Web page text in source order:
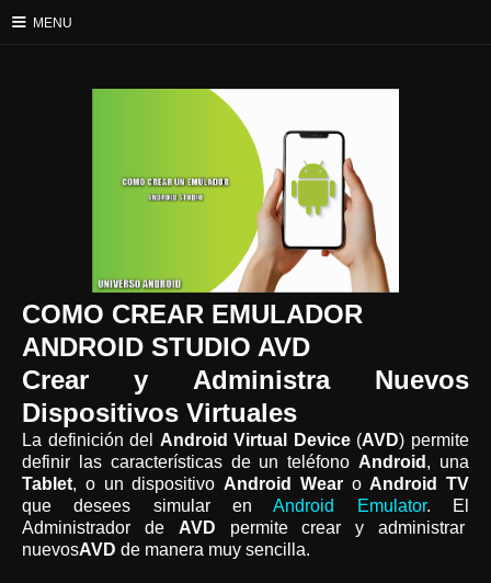
≡ MENU
COMO CREAR EMULADOR
ANDROID STUDIO AVD
Crear y Administra Nuevos
Dispositivos Virtuales
La definición del Android Virtual Device(AVD) permite
definir las características de un teléfono Android , una
Tablet, o un dispositivo Android Wearo Android TV
que desees simular enAndroid Emulator. El
Administrador de AVD permite crear y administrar
nuevosAVD de manera muy sencilla.